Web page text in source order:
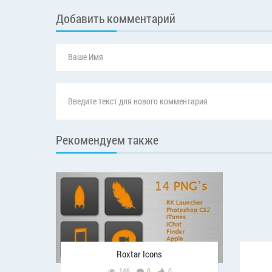
Добавить комментарий
Рекомендуем также
Roxtar Icons